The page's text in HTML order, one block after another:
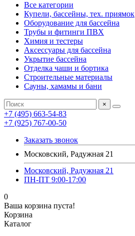
Все категории
Купели, бассейны, тех. приямок
Оборудование для бассейна
Трубы и фитинги ПВХ
Химия и тестеры
Аксессуары для бассейна
Укрытие бассейна
Отделка чаши и бортика
Строительные материалы
Сауны, хамамы и бани
×
+7 (495) 663-54-83
+7 (925) 767-00-50
Заказать звонок
Московский, Радужная 21
Московский, Радужная 21
ПН-ПТ 9:00-17:00
0
Ваша корзина пуста!
Корзина
Каталог